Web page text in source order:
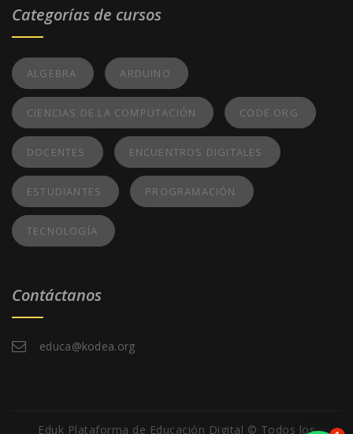
Categorías de cursos
ALGEBRA ARDUINO
CIENCIAS DE LA COMPUTACIÓN CODE.ORG
DOCENTES ENCUENTROS DIGITALES
ESTUDIANTES PROGRAMACIÓN
TECNOLOGÍA
Contáctanos
educa@kodea.org
Eduk Plataforma de Educación Digital © Todos los